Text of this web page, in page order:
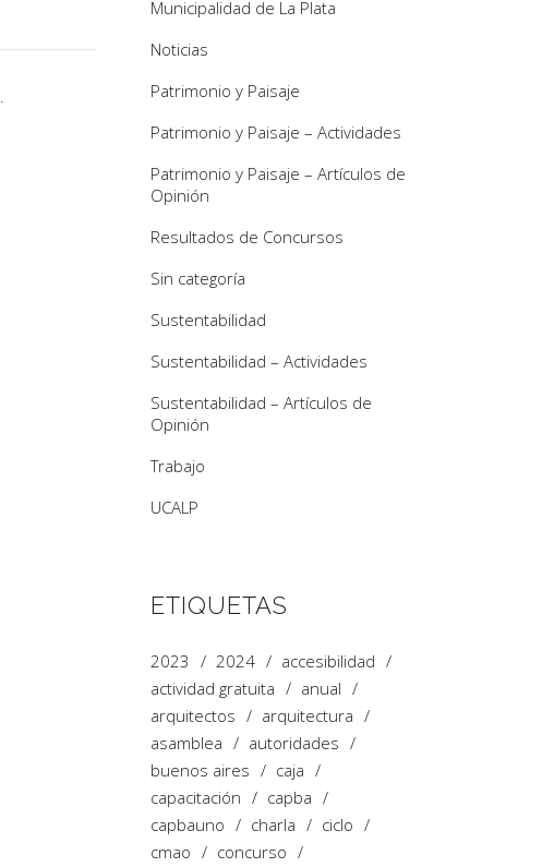
Municipalidad de La Plata
Noticias
Patrimonio y Paisaje
Patrimonio y Paisaje – Actividades
Patrimonio y Paisaje – Artículos de
Opinión
Resultados de Concursos
Sin categoría
Sustentabilidad
Sustentabilidad – Actividades
Sustentabilidad – Artículos de
Opinión
Trabajo
UCALP
ETIQUETAS
2023 2024
accesibilidad
actividad gratuita
anual
arquitectos
arquitectura
asamblea
autoridades
buenos aires
caja
capacitación
capba
capbauno
charla
ciclo
cmao
concurso